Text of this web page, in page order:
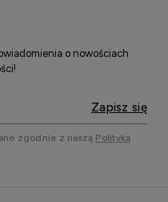
o nowościach
Zapisz się
zgodnie z naszą Polityką